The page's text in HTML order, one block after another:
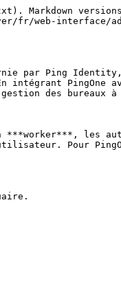
versions
fr/web-interface/
par Ping
PingOne
des bureaux à
les
Pour